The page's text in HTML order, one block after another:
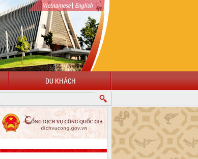
Vietnamese| English
DU KHÁCH